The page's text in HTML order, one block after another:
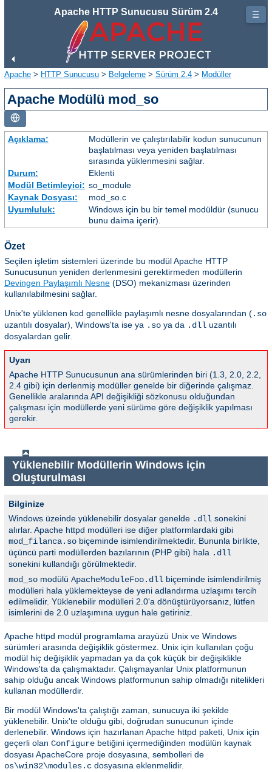
Apache HTTP Sunucusu Sürüm 2.4
Apache > HTTP Sunucusu > Belgeleme > Sürüm 2.4 > Modüller
Apache Modülü mod_so
Açıklama:
Modüllerin ve çalıştırılabilir kodun sunucunun
başlatılması veya yeniden başlatılması
sırasında yüklenmesini sağlar.
Durum:
Eklenti
Modül Betimleyici: so_module
Kaynak Dosyası:
mod_so.c
Uyumluluk:
Windows için bu bir temel modüldür (sunucu
bunu daima içerir).
Özet
Seçilen işletim sistemleri üzerinde bu modül Apache HTTP
Sunucusunun yeniden derlenmesini gerektirmeden modüllerin
Devingen Paylaşımlı Nesne (DSO) mekanizması üzerinden
kullanılabilmesini sağlar.
Unix'te yüklenen kod genellikle paylaşımlı nesne dosyalarından (.so
uzantılı dosyalar), Windows'ta ise ya .so ya da .dll uzantılı
dosyalardan gelir.
Uyarı
Apache HTTP Sunucusunun ana sürümlerinden biri (1.3, 2.0, 2.2,
2.4 gibi) için derlenmiş modüller genelde bir diğerinde çalışmaz.
Genellikle aralarında API değişikliği sözkonusu olduğundan
çalışması için modüllerde yeni sürüme göre değişiklik yapılması
gerekir.
Yüklenebilir Modüllerin Windows için
Oluşturulması
Bilginize
Windows üzeinde yüklenebilir dosyalar genelde .dll sonekini
alırlar. Apache httpd modülleri ise diğer platformlardaki gibi
mod_filanca.so biçeminde isimlendirilmektedir. Bununla birlikte,
üçüncü parti modüllerden bazılarının (PHP gibi) hala .dll
sonekini kullandığı görülmektedir.
mod_so modülü ApacheModuleFoo.dll biçeminde isimlendirilmiş
modülleri hala yüklemekteyse de yeni adlandırma uzlaşımı tercih
edilmelidir. Yüklenebilir modülleri 2.0'a dönüştürüyorsanız, lütfen
isimlerini de 2.0 uzlaşımına uygun hale getiriniz.
Apache httpd modül programlama arayüzü Unix ve Windows
sürümleri arasında değişiklik göstermez. Unix için kullanılan çoğu
modül hiç değişiklik yapmadan ya da çok küçük bir değişiklikle
Windows'ta da çalışmaktadır. Çalışmayanlar Unix platformunun
sahip olduğu ancak Windows platformunun sahip olmadığı nitelikleri
kullanan modüllerdir.
Bir modül Windows'ta çalıştığı zaman, sunucuya iki şekilde
yüklenebilir. Unix'te olduğu gibi, doğrudan sunucunun içinde
derlenebilir. Windows için hazırlanan Apache httpd paketi, Unix için
geçerli olan Configure betiğini içermediğinden modülün kaynak
dosyası ApacheCore proje dosyasına, sembolleri de
os\win32\modules.c dosyasına eklenmelidir.
☰